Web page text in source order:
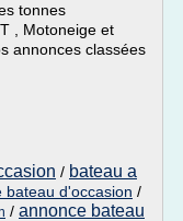
tonnes
, Motoneige et
annonces classées
/ bateau a
bateau d'occasion /
/ annonce bateau